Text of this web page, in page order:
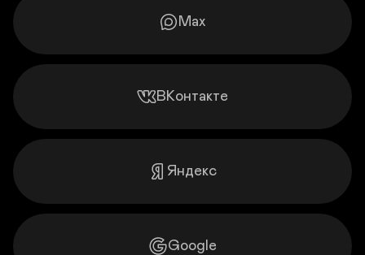
Max
ВКонтакте
Яндекс
Google